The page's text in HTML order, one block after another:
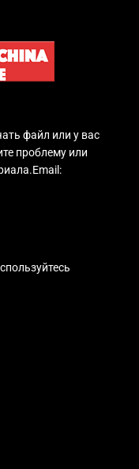
файл или у вас
проблему или